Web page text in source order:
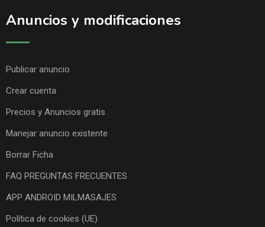
Anuncios y modificaciones
Publicar anuncio
Crear cuenta
Precios y Anuncios gratis
Manejar anuncio existente
Borrar Ficha
FAQ PREGUNTAS FRECUENTES
APP ANDROID MILMASAJES
Política de cookies (UE)